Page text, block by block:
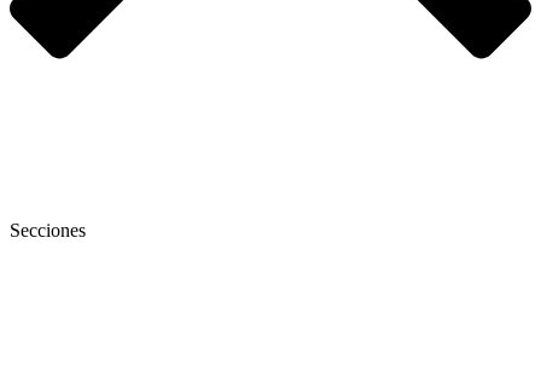
Secciones